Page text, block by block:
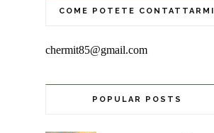
COME POTETE CONTATTARMI
chermit85@gmail.com
POPULAR POSTS